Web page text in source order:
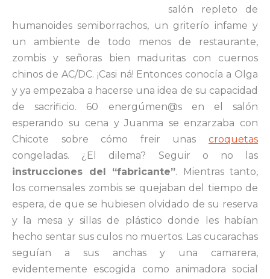
salón repleto de
humanoides semiborrachos, un griterío infame y
un ambiente de todo menos de restaurante,
zombis y señoras bien maduritas con cuernos
chinos de AC/DC. ¡Casi ná! Entonces conocía a Olga
y ya empezaba a hacerse una idea de su capacidad
de sacrificio. 60 energúmen@s en el salón
esperando su cena y Juanma se enzarzaba con
Chicote sobre cómo freir unas croquetas
congeladas. ¿El dilema? Seguir o no las
instrucciones del “fabricante”. Mientras tanto,
los comensales zombis se quejaban del tiempo de
espera, de que se hubiesen olvidado de su reserva
y la mesa y sillas de plástico donde les habían
hecho sentar sus culos no muertos. Las cucarachas
seguían a sus anchas y una camarera,
evidentemente escogida como animadora social